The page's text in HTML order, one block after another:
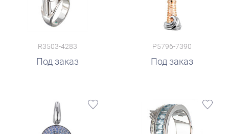
R3503-4283
Под заказ
P5796-7390
Под заказ